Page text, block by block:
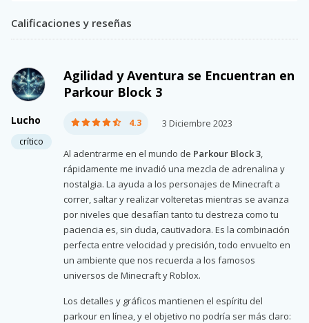
Calificaciones y reseñas
Lucho
crítico
Agilidad y Aventura se Encuentran en
Parkour Block 3
4.3 3 Diciembre 2023
Al adentrarme en el mundo de Parkour Block 3,
rápidamente me invadió una mezcla de adrenalina y
nostalgia. La ayuda a los personajes de Minecraft a
correr, saltar y realizar volteretas mientras se avanza
por niveles que desafían tanto tu destreza como tu
paciencia es, sin duda, cautivadora. Es la combinación
perfecta entre velocidad y precisión, todo envuelto en
un ambiente que nos recuerda a los famosos
universos de Minecraft y Roblox.
Los detalles y gráficos mantienen el espíritu del
parkour en línea, y el objetivo no podría ser más claro: